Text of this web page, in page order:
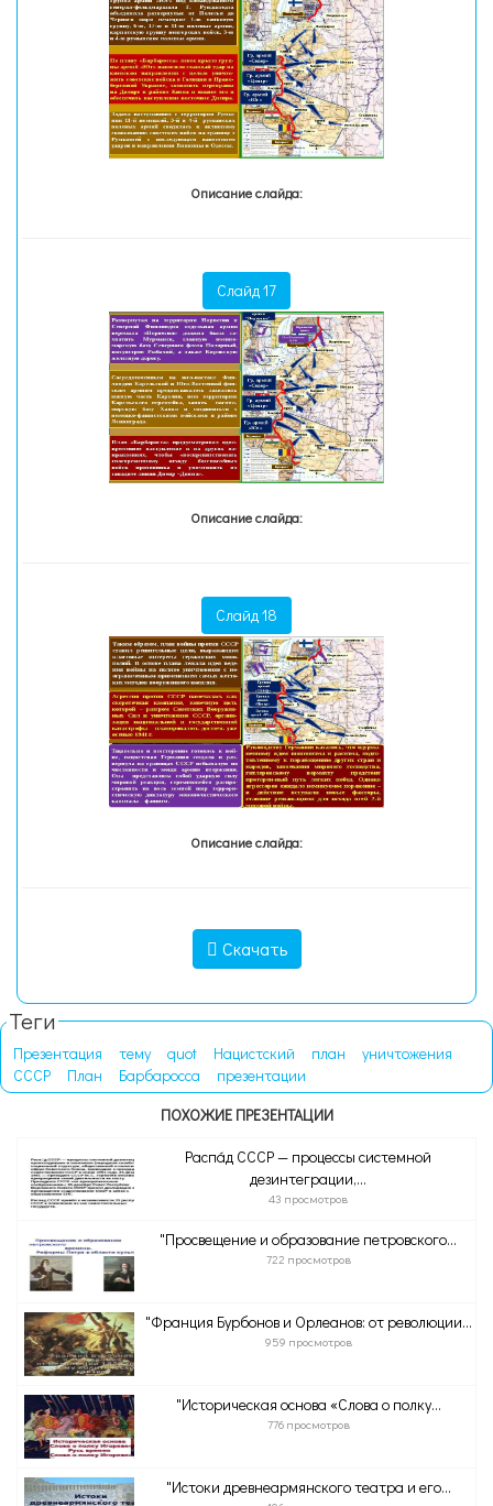
Описание слайда:
Слайд 17
Описание слайда:
Слайд 18
Описание слайда:
Скачать
Теги
Презентация тему quot Нацистский план
уничтожения
СССР
План Барбаросса
презентации
ПОХОЖИЕ ПРЕЗЕНТАЦИИ
Распа́д СССР — процессы системной
дезинтеграции,...
43 просмотров
"Просвещение и образование петровского...
722 просмотров
"Франция Бурбонов и Орлеанов: от революции...
959 просмотров
"Историческая основа «Слова о полку...
776 просмотров
"Истоки древнеармянского театра и его...